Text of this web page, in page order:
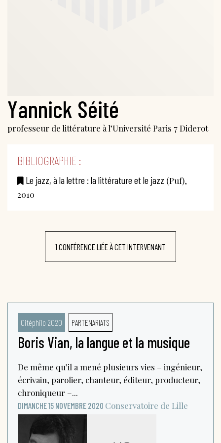
Yannick Séité
professeur de littérature à l’Université Paris 7 Diderot
BIBLIOGRAPHIE :
Le jazz, à la lettre : la littérature et le jazz (Puf),
2010
1 CONFÉRENCE LIÉE À CET INTERVENANT
Citéphilo 2020 PARTENARIATS
Boris Vian, la langue et la musique
De même qu’il a mené plusieurs vies – ingénieur,
écrivain, parolier, chanteur, éditeur, producteur,
chroniqueur –...
DIMANCHE 15 NOVEMBRE 2020 Conservatoire de Lille